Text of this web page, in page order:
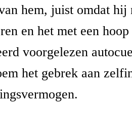
hem, juist omdat hij
en het met een hoop
voorgelezen
het gebrek aan